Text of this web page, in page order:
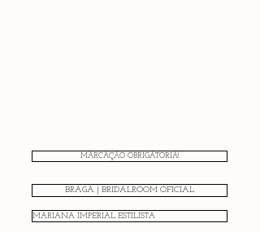
MARCAÇÃO OBRIGATÓRIA!
BRAGA | BRIDALROOM OFICIAL
MARIANA IMPERIAL ESTILISTA